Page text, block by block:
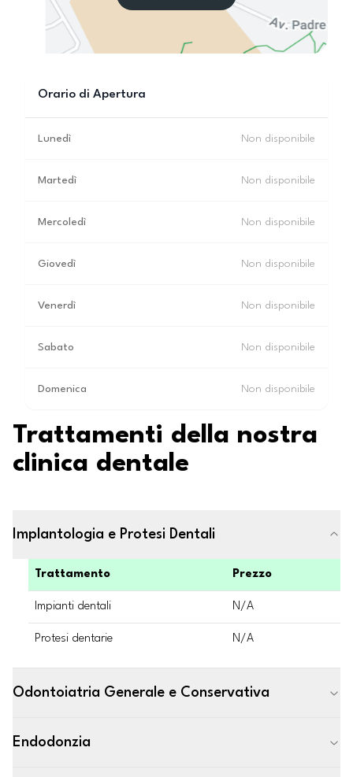
Orario di Apertura
Lunedì Non disponibile
Martedì Non disponibile
Mercoledì Non disponibile
Giovedì Non disponibile
Venerdì Non disponibile
Sabato Non disponibile
Domenica Non disponibile
Trattamenti della nostra
clinica dentale
Implantologia e Protesi Dentali
Trattamento Prezzo
Impianti dentali N/A
Protesi dentarie N/A
Odontoiatria Generale e Conservativa
Endodonzia